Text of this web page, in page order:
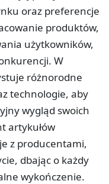
oraz preferencje
produktów,
użytkowników,
W
różnorodne
technologie, aby
wygląd swoich
artykułów
z producentami,
dbając o każdy
wykończenie.